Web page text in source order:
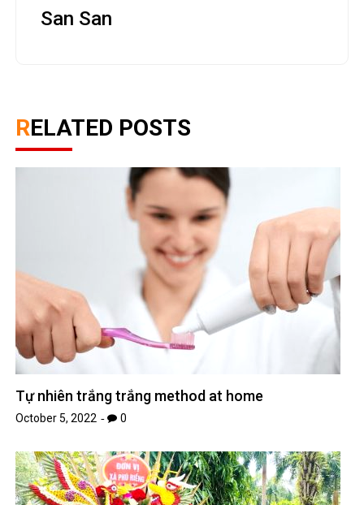
San San
RELATED POSTS
Tự nhiên trắng trắng method at home
October 5, 2022 0